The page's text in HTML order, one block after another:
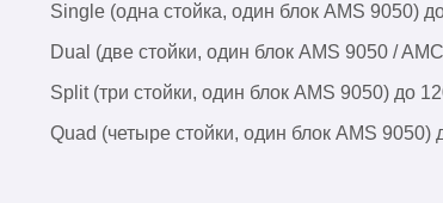
Single (одна стойка, один блок AMS 9050)
Dual (две стойки, один блок AMS 9050 /
Split (три стойки, один блок AMS 9050) до
Quad (четыре стойки, один блок AMS